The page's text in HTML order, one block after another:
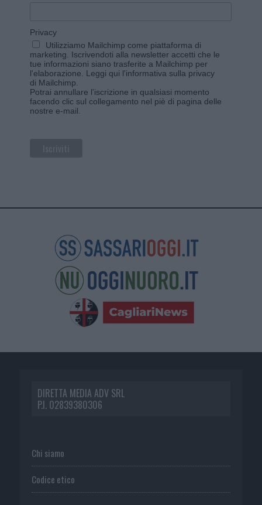
Privacy
Utilizziamo Mailchimp come piattaforma di
marketing. Iscrivendoti alla newsletter accetti che le
tue informazioni siano trasferite a Mailchimp per
l'elaborazione. Leggi qui l'informativa sulla privacy
di Mailchimp
Potrai annullare l'iscrizione in qualsiasi momento
facendo clic sul collegamento nel piè di pagina delle
nostre e-mail.
DIRETTA MEDIA ADV SRL
P.I. 02839380306
Chi siamo
Codice etico